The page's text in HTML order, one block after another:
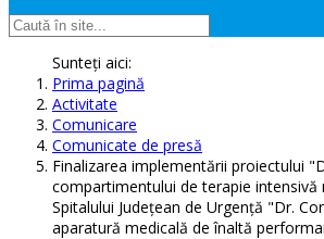
Sunteți aici:
Prima pagină
Activitate
Comunicare
Comunicate de presă
Finalizarea implementării proiectului
compartimentului de terapie intensivă
Spitalului Județean de Urgență "Dr.
aparatură medicală de înaltă